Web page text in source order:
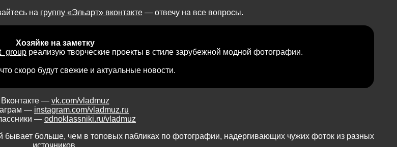
на группу «Эльарт» вконтакте— отвечу на все вопросы.
Хозяйке на заметку
реализую творческие проекты в стиле зарубежной модной фотографии.
скоро будут свежие и актуальные новости.
Вконтакте — vk.com/vladmuz
— instagram.com/vladmuz.ru
— odnoklassniki.ru/vladmuz
бывает больше, чем в топовых пабликах по фотографии, надергивающих чужих фоток из разных
источников.